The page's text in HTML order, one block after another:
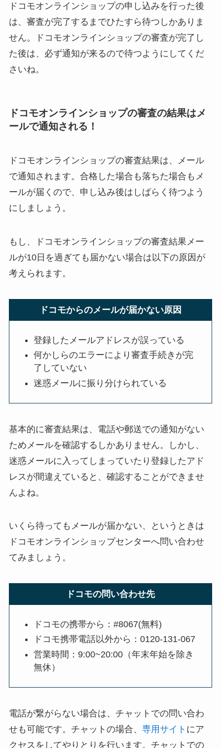
ドコモオンラインショップの申し込みを行った後
は、審査が完了するまでひたすら待つしかありま
せん。ドコモオンラインショップの審査が完了し
た後は、必ず通知が来るので待つようにしてくだ
さいね。
ドコモオンラインショップの審査の結果はメ
ールで通知される！
ドコモオンラインショップの審査結果は、メール
で通知されます。合格した場合も落ちた場合もメ
ールが届くので、申し込み後はしばらく待つよう
にしましょう。
もし、ドコモオンラインショップの審査結果メー
ルが10日を過ぎても届かない場合は以下の原因が
考えられます。
ドコモからのメールが届かない原因
登録したメールアドレスが誤っている
何かしらのエラーにより審査手続きが完
了していない
迷惑メールに振り分けられている
基本的に審査結果は、電話や郵送での通知がない
ためメールを確認するしかありません。しかし、
迷惑メールに入ってしまっていたり登録したアド
レスが間違えていると、確認することができませ
んよね。
いくら待ってもメールが届かない、というときは
ドコモオンラインショップセンターへ問い合わせ
てみましょう。
ドコモの問い合わせ先
ドコモの携帯から：#8067(無料)
ドコモ携帯電話以外から：0120-131-067
営業時間：9:00~20:00（年末年始を除き
無休）
電話が繋がらない場合は、チャットでの問い合わ
せも可能です。チャットの場合、 専用サイト にア
クセスをしてやりとりを行います。チャットでの